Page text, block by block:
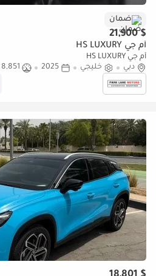
ضمان
$ 21,900
أم جي HS LUXURY
أم جي HS LUXURY
دبي
خليجي 2025
8,851 كيلومتر